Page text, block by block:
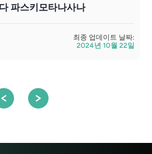
파스키모타나사나
최종 업데이트 날짜:
2024년 10월 22일